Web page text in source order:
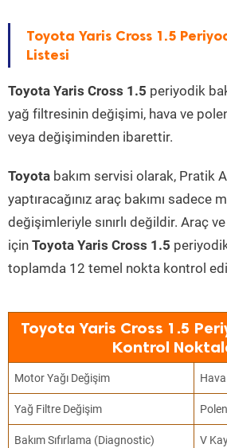
Toyota Yaris Cross 1.5
Listesi
Toyota Yaris Cross 1.5 periyodik
yağ filtresinin değişimi, hava ve
veya değişiminden ibarettir.
Toyota bakım servisi olarak, Pratik
yaptıracağınız araç bakımı sadece
değişimleriyle sınırlı değildir. Araç
için Toyota Yaris Cross 1.5
toplamda 12 temel nokta kontrol
Toyota Yaris Cross 1.5
Kontrol
Motor Yağı Değişim
Yağ Filtre Değişim
Bakım Sıfırlama (Diagnostic) V